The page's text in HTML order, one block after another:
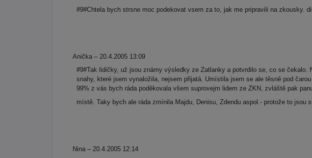
#9#Chtela bych strsne moc podekovat vsem za to, jak me pripravili na zkousky.
Anička – 20.4.2005 13:09
#9#Tak lidičky, už jsou známy výsledky ze Zatlanky a potvrdilo se, co se
snahy, které jsem vynaložila, nejsem přijatá. Umístila jsem se ale těsně pod
99% z vás bych ráda poděkovala všem suprovejm lidem ze ZKN, zvláště pak
místě. Taky bych ale ráda zmínila Majdu, Denisu, Zdendu aspol.- protože to
Nina – 20.4.2005 12:14